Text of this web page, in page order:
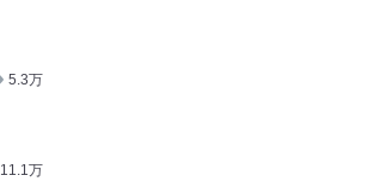
5.3万
11.1万